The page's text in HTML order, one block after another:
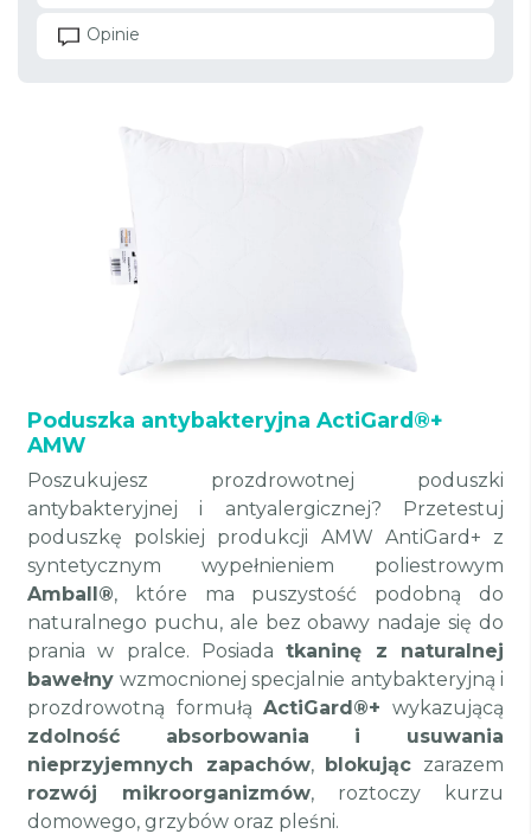
Opinie
Poduszka antybakteryjna ActiGard®+
AMW
Poszukujesz prozdrowotnej poduszki
antybakteryjnej i antyalergicznej? Przetestuj
poduszkę polskiej produkcji AMW AntiGard+ z
syntetycznym wypełnieniem poliestrowym
Amball®, które ma puszystość podobną do
naturalnego puchu, ale bez obawy nadaje się do
prania w pralce. Posiadatkaninę z naturalnej
bawełny wzmocnionej specjalnie antybakteryjną i
prozdrowotną formułąActiGard®+ wykazującą
zdolność absorbowania i usuwania
nieprzyjemnych zapachów, blokując zarazem
rozwój mikroorganizmów, roztoczy kurzu
domowego, grzybów oraz pleśni.